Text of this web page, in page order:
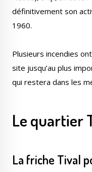
définitivement son
1960.
Plusieurs incendies
site jusqu’au plus
qui restera dans les
Le quartier
La friche Tival